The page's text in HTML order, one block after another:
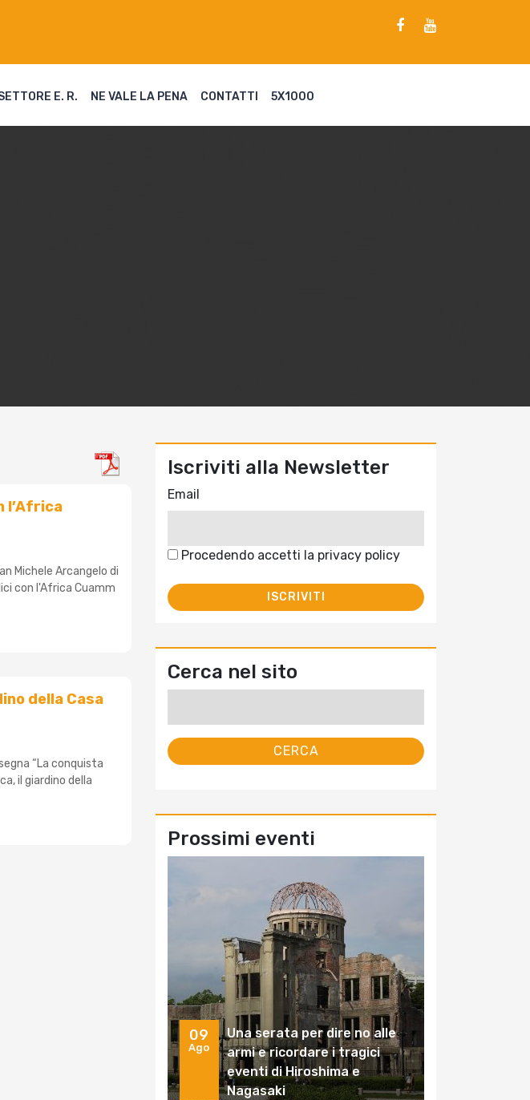
E. R. NE VALE LA PENA CONTATTI 5X1000
l’Africa
Michele Arcangelo di
con l'Africa Cuamm
della Casa
“La conquista
il giardino della
Iscriviti alla Newsletter
Email
Procedendo accetti la privacy policy
Cerca nel sito
Prossimi eventi
09
Ago
Una serata per dire no alle
armi e ricordare i tragici
eventi di Hiroshima e
Nagasaki